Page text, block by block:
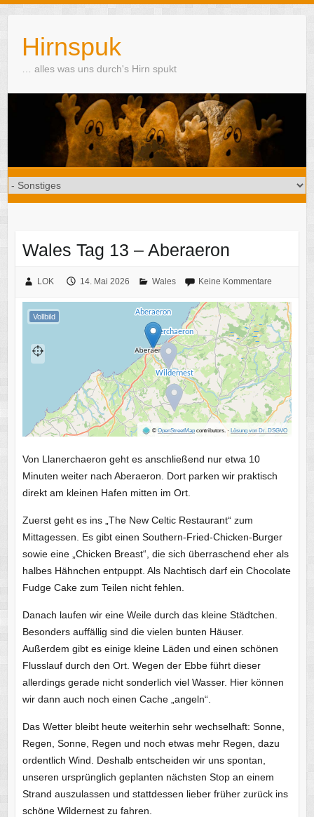
contentHirnspuk
… alles was uns durch's Hirn spukt
Wales Tag 13 – Aberaeron
LOK 14. Mai 2026 Wales Keine Kommentare
© OpenStreetMap contributors. · Lösung von Dr. DSGVO
Vollbild
Von Llanerchaeron geht es anschließend nur etwa 10
Minuten weiter nach Aberaeron. Dort parken wir praktisch
direkt am kleinen Hafen mitten im Ort.
Zuerst geht es ins „The New Celtic Restaurant“ zum
Mittagessen. Es gibt einen Southern-Fried-Chicken-Burger
sowie eine „Chicken Breast“, die sich überraschend eher als
halbes Hähnchen entpuppt. Als Nachtisch darf ein Chocolate
Fudge Cake zum Teilen nicht fehlen.
Danach laufen wir eine Weile durch das kleine Städtchen.
Besonders auffällig sind die vielen bunten Häuser.
Außerdem gibt es einige kleine Läden und einen schönen
Flusslauf durch den Ort. Wegen der Ebbe führt dieser
allerdings gerade nicht sonderlich viel Wasser. Hier können
wir dann auch noch einen Cache „angeln“.
Das Wetter bleibt heute weiterhin sehr wechselhaft: Sonne,
Regen, Sonne, Regen und noch etwas mehr Regen, dazu
ordentlich Wind. Deshalb entscheiden wir uns spontan,
unseren ursprünglich geplanten nächsten Stop an einem
Strand auszulassen und stattdessen lieber früher zurück ins
schöne Wildernest zu fahren.